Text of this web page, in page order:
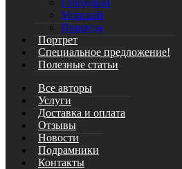
Городской
Морской
Природа
Портрет
Специальное предложение!
Полезные статьи
Все авторы
Услуги
Доставка и оплата
Отзывы
Новости
Подрамники
Контакты